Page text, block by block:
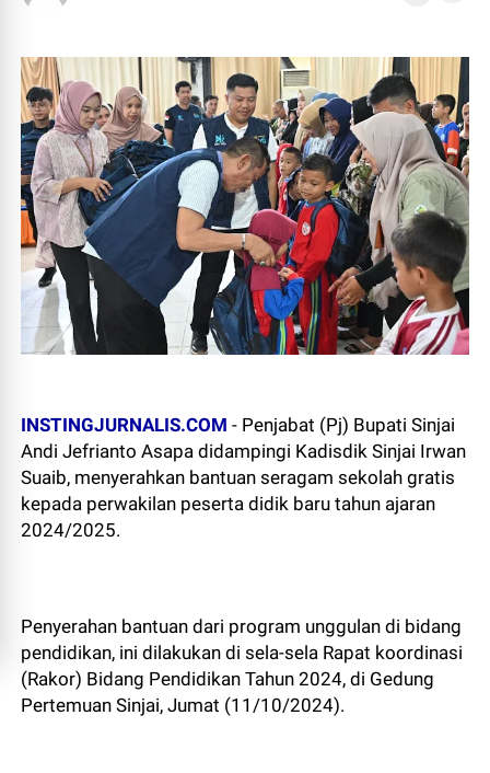
INSTINGJURNALIS.COM - Penjabat (Pj) Bupati Sinjai
Andi Jefrianto Asapa didampingi Kadisdik Sinjai Irwan
Suaib, menyerahkan bantuan seragam sekolah gratis
kepada perwakilan peserta didik baru tahun ajaran
2024/2025.
Penyerahan bantuan dari program unggulan di bidang
pendidikan, ini dilakukan di sela-sela Rapat koordinasi
(Rakor) Bidang Pendidikan Tahun 2024, di Gedung
Pertemuan Sinjai, Jumat (11/10/2024).